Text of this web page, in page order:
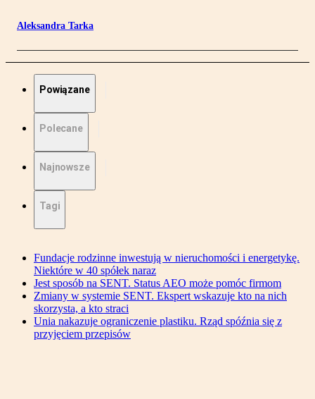
Aleksandra Tarka
Powiązane
Polecane
Najnowsze
Tagi
Fundacje rodzinne inwestują w nieruchomości i energetykę.
Niektóre w 40 spółek naraz
Jest sposób na SENT. Status AEO może pomóc firmom
Zmiany w systemie SENT. Ekspert wskazuje kto na nich
skorzysta, a kto straci
Unia nakazuje ograniczenie plastiku. Rząd spóźnia się z
przyjęciem przepisów